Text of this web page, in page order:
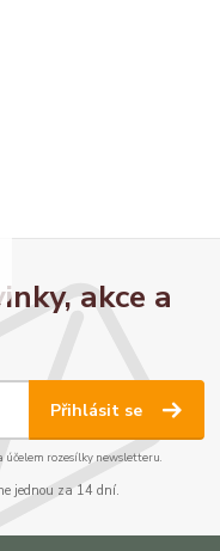
akce a
Přihlásit se
účelem rozesílky newsletteru.
jednou za 14 dní.